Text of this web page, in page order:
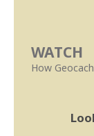
WATCH
How